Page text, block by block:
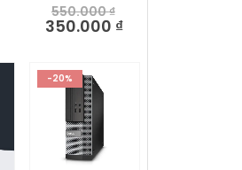
550.000₫
350.000 ₫
-20%